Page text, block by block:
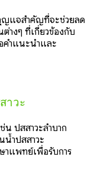
ญแจสำคัญที่จะช่วยลด
างๆ ที่เกี่ยวข้องกับ
คำแนะนำและ
าวะ
ปัสสาวะลำบาก
น้ำปัสสาวะ
าแพทย์เพื่อรับการ